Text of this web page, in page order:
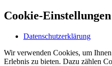
Cookie-Einstellungen
Datenschutzerklärung
Wir verwenden Cookies, um
Erlebnis zu bieten. Dazu zählen